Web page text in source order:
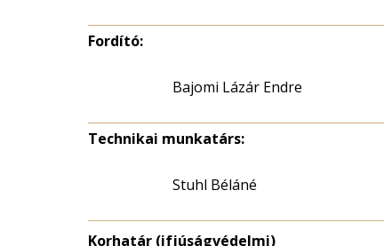
Fordító:
Bajomi Lázár Endre
Technikai munkatárs:
Stuhl Béláné
Korhatár (ifjúságvédelmi)